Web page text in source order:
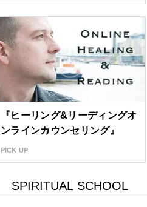
『ヒーリング&リーディングオ
ンラインカウンセリング』
PICK UP
SPIRITUAL SCHOOL